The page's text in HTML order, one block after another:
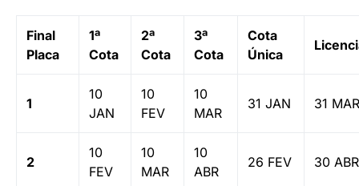
Final
Placa
1ª
Cota
2ª
Cota
3ª
Cota
Cota
Única
1
10
JAN
10
FEV
10
MAR
31 JAN 31 MAR
2
10
FEV
10
MAR
10
ABR
26 FEV 30 ABR